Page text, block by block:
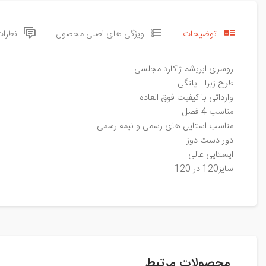
توضیحات ویژگی های اصلی محصول
روسری ابریشم ژاکارد مجلسی
طرح زبرا - پلنگی
وارداتی با کیفیت فوق العاده
مناسب 4 فصل
مناسب استایل های رسمی و نیمه رسمی
دور دست دوز
ایستایی عالی
سایز120 در 120